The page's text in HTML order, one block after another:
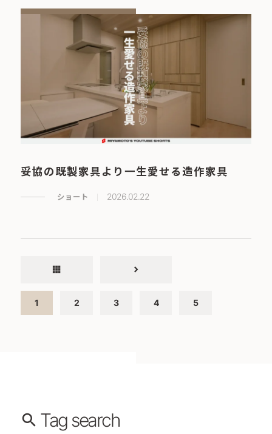
妥協の既製家具より一生愛せる造作家具
ショート 2026.02.22
apps chevron_right
1 2 3 4 5
Tag search